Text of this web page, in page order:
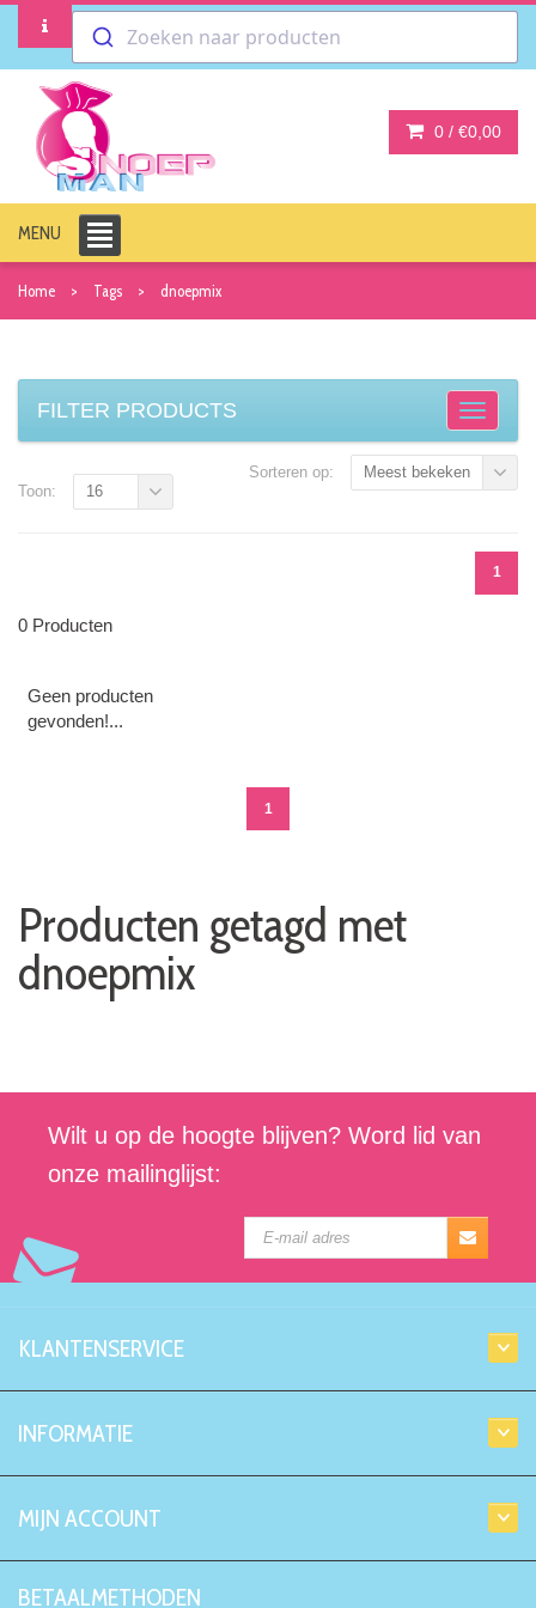
Zoeken naar producten
0 / €0,00
MENU
Home Tags dnoepmix
FILTER PRODUCTS
Sorteren op: Meest bekeken
1
Toon: 16
0 Producten
Geen producten
gevonden!...
1
Producten getagd met
dnoepmix
Wilt u op de hoogte blijven? Word lid van
onze mailinglijst:
KLANTENSERVICE
INFORMATIE
MIJN ACCOUNT
BETAALMETHODEN